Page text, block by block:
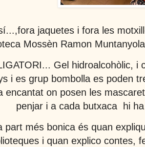
jaquetes i fora les
Mossèn Ramon
Gel hidroalcohòlic, i
i es grup bombolla es poden
encantat on posen les
penjar i a cada butxaca hi
part més bonica és quan
i quan explico contes,